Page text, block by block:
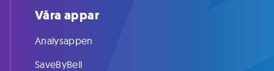
Våra appar
Analysappen
SaveByBell